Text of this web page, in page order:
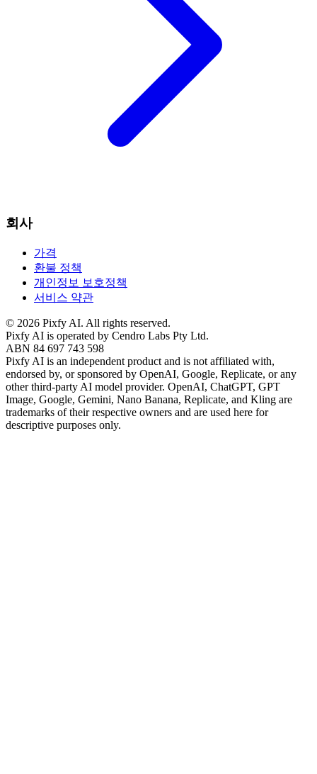
회사
가격
환불 정책
개인정보 보호정책
서비스 약관
© 2026 Pixfy AI. All rights reserved.
Pixfy AI is operated by Cendro Labs Pty Ltd.
ABN 84 697 743 598
Pixfy AI is an independent product and is not affiliated with,
endorsed by, or sponsored by OpenAI, Google, Replicate, or any
other third-party AI model provider. OpenAI, ChatGPT, GPT
Image, Google, Gemini, Nano Banana, Replicate, and Kling are
trademarks of their respective owners and are used here for
descriptive purposes only.